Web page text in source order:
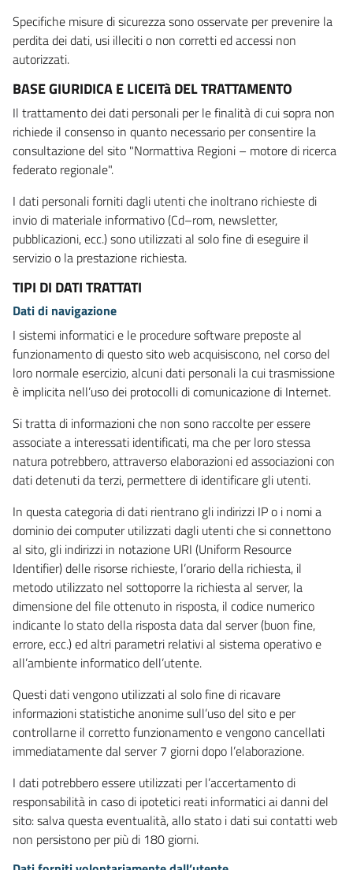
Specifiche misure di sicurezza sono osservate per prevenire la
perdita dei dati, usi illeciti o non corretti ed accessi non
autorizzati.
BASE GIURIDICA E LICEITà DEL TRATTAMENTO
Il trattamento dei dati personali per le finalità di cui sopra non
richiede il consenso in quanto necessario per consentire la
consultazione del sito "Normattiva Regioni – motore di ricerca
federato regionale".
I dati personali forniti dagli utenti che inoltrano richieste di
invio di materiale informativo (Cd–rom, newsletter,
pubblicazioni, ecc.) sono utilizzati al solo fine di eseguire il
servizio o la prestazione richiesta.
TIPI DI DATI TRATTATI
Dati di navigazione
I sistemi informatici e le procedure software preposte al
funzionamento di questo sito web acquisiscono, nel corso del
loro normale esercizio, alcuni dati personali la cui trasmissione
è implicita nell’uso dei protocolli di comunicazione di Internet.
Si tratta di informazioni che non sono raccolte per essere
associate a interessati identificati, ma che per loro stessa
natura potrebbero, attraverso elaborazioni ed associazioni con
dati detenuti da terzi, permettere di identificare gli utenti.
In questa categoria di dati rientrano gli indirizzi IP o i nomi a
dominio dei computer utilizzati dagli utenti che si connettono
al sito, gli indirizzi in notazione URI (Uniform Resource
Identifier) delle risorse richieste, l’orario della richiesta, il
metodo utilizzato nel sottoporre la richiesta al server, la
dimensione del file ottenuto in risposta, il codice numerico
indicante lo stato della risposta data dal server (buon fine,
errore, ecc.) ed altri parametri relativi al sistema operativo e
all’ambiente informatico dell’utente.
Questi dati vengono utilizzati al solo fine di ricavare
informazioni statistiche anonime sull’uso del sito e per
controllarne il corretto funzionamento e vengono cancellati
immediatamente dal server 7 giorni dopo l’elaborazione.
I dati potrebbero essere utilizzati per l’accertamento di
responsabilità in caso di ipotetici reati informatici ai danni del
sito: salva questa eventualità, allo stato i dati sui contatti web
non persistono per più di 180 giorni.